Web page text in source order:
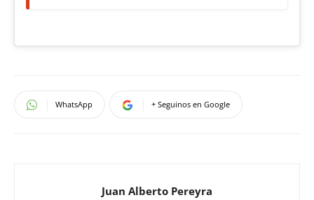
WhatsApp + Seguinos en Google
Juan Alberto Pereyra